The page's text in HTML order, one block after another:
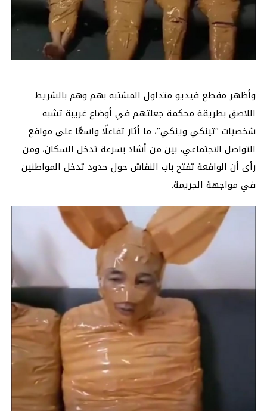
وأظهر مقطع فيديو متداول المشتبه بهم وهم بالشريط
اللاصق بطريقة محكمة جعلتهم في أوضاع غريبة تشبه
شخصيات “تينكي وينكي”، ما أثار تفاعلًا واسعًا على مواقع
التواصل الاجتماعي، بين من أشاد بسرعة تدخل السكان، ومن
رأى أن الواقعة تفتح باب النقاش حول حدود تدخل المواطنين
في مواجهة الجريمة.